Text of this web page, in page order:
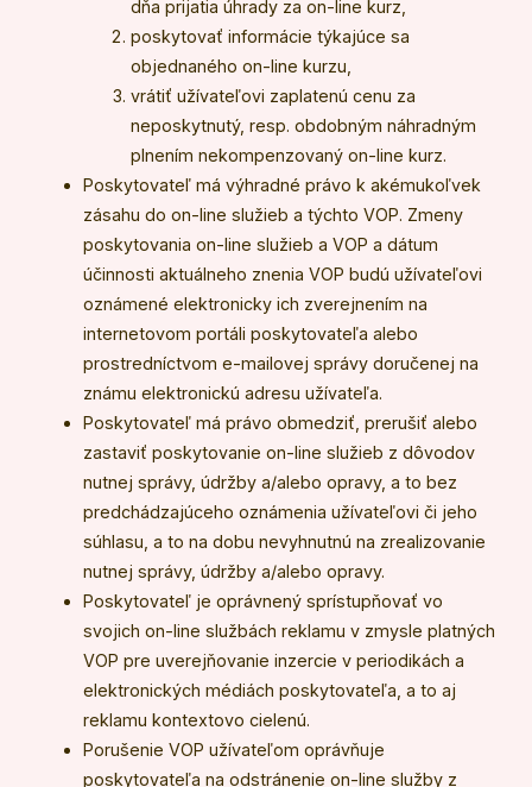
dňa prijatia úhrady za on-line kurz,
poskytovať informácie týkajúce sa
objednaného on-line kurzu,
vrátiť užívateľovi zaplatenú cenu za
neposkytnutý, resp. obdobným náhradným
plnením nekompenzovaný on-line kurz.
Poskytovateľ má výhradné právo k akémukoľvek
zásahu do on-line služieb a týchto VOP. Zmeny
poskytovania on-line služieb a VOP a dátum
účinnosti aktuálneho znenia VOP budú užívateľovi
oznámené elektronicky ich zverejnením na
internetovom portáli poskytovateľa alebo
prostredníctvom e-mailovej správy doručenej na
známu elektronickú adresu užívateľa.
Poskytovateľ má právo obmedziť, prerušiť alebo
zastaviť poskytovanie on-line služieb z dôvodov
nutnej správy, údržby a/alebo opravy, a to bez
predchádzajúceho oznámenia užívateľovi či jeho
súhlasu, a to na dobu nevyhnutnú na zrealizovanie
nutnej správy, údržby a/alebo opravy.
Poskytovateľ je oprávnený sprístupňovať vo
svojich on-line službách reklamu v zmysle platných
VOP pre uverejňovanie inzercie v periodikách a
elektronických médiách poskytovateľa, a to aj
reklamu kontextovo cielenú.
Porušenie VOP užívateľom oprávňuje
poskytovateľa na odstránenie on-line služby z